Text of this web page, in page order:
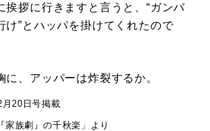
挨拶に行きますと言うと、“ガンバ
け”とハッパを掛けてくれたので
、アッパーは炸裂するか。
20日号掲載
家族劇』の千秋楽」より